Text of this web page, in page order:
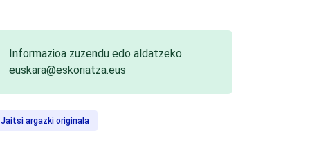
Informazioa zuzendu edo aldatzeko
euskara@eskoriatza.eus
Jaitsi argazki originala